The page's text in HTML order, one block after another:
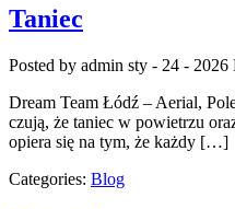
Taniec
Posted by admin sty - 24 - 2026
Dream Team Łódź – Aerial,
czują, że taniec w powietrzu
opiera się na tym, że każdy […]
Categories: Blog